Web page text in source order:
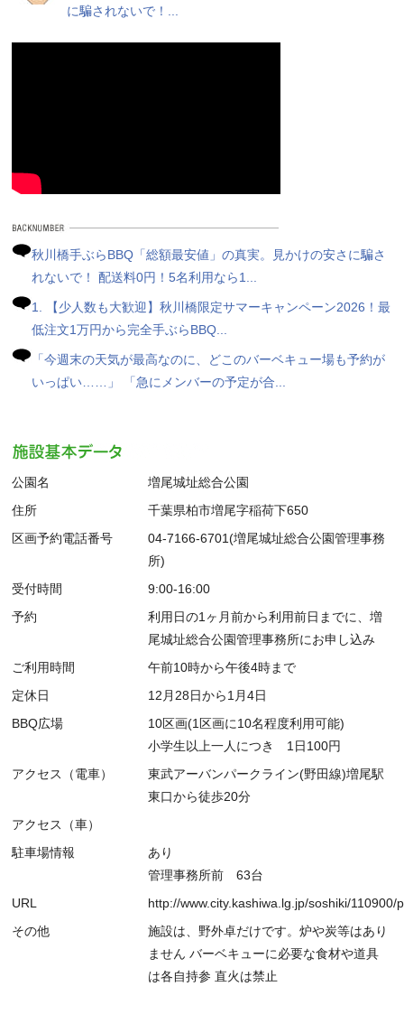
に騙されないで！...
秋川橋手ぶらBBQ「総額最安値」の真実。見かけの安さに騙さ
れないで！ 配送料0円！5名利用なら1...
1. 【少人数も大歓迎】秋川橋限定サマーキャンペーン2026！最
低注文1万円から完全手ぶらBBQ...
「今週末の天気が最高なのに、どこのバーベキュー場も予約が
いっぱい……」 「急にメンバーの予定が合...
公園名
増尾城址総合公園
住所
千葉県柏市増尾字稲荷下650
区画予約電話番号
04-7166-6701(増尾城址総合公園管理事務
所)
受付時間
9:00-16:00
予約
利用日の1ヶ月前から利用前日までに、増
尾城址総合公園管理事務所にお申し込み
ご利用時間
午前10時から午後4時まで
定休日
12月28日から1月4日
BBQ広場
10区画(1区画に10名程度利用可能)
小学生以上一人につき 1日100円
アクセス（電車）
東武アーバンパークライン(野田線)増尾駅
東口から徒歩20分
アクセス（車）
駐車場情報
あり
管理事務所前 63台
URL
http://www.city.kashiwa.lg.jp/soshiki/110900/
その他
施設は、野外卓だけです。炉や炭等はあり
ません バーベキューに必要な食材や道具
は各自持参 直火は禁止